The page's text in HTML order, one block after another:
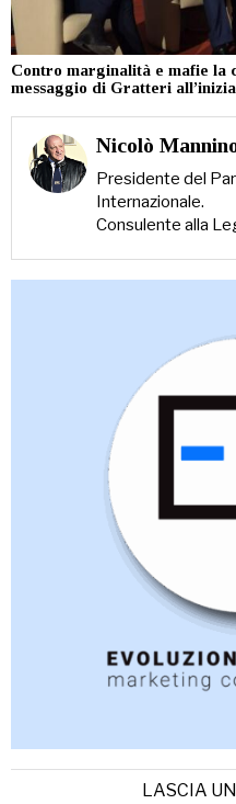
Contro marginalità e mafie la
messaggio di Gratteri
Nicolò
Presidente del
Internazionale.
Consulente alla
LASCIA